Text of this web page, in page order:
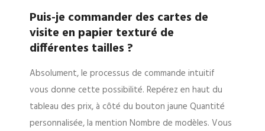
Puis-je commander des cartes de
visite en papier texturé de
différentes tailles ?
Absolument, le processus de commande intuitif
vous donne cette possibilité. Repérez en haut du
tableau des prix, à côté du bouton jaune Quantité
personnalisée, la mention Nombre de modèles. Vous